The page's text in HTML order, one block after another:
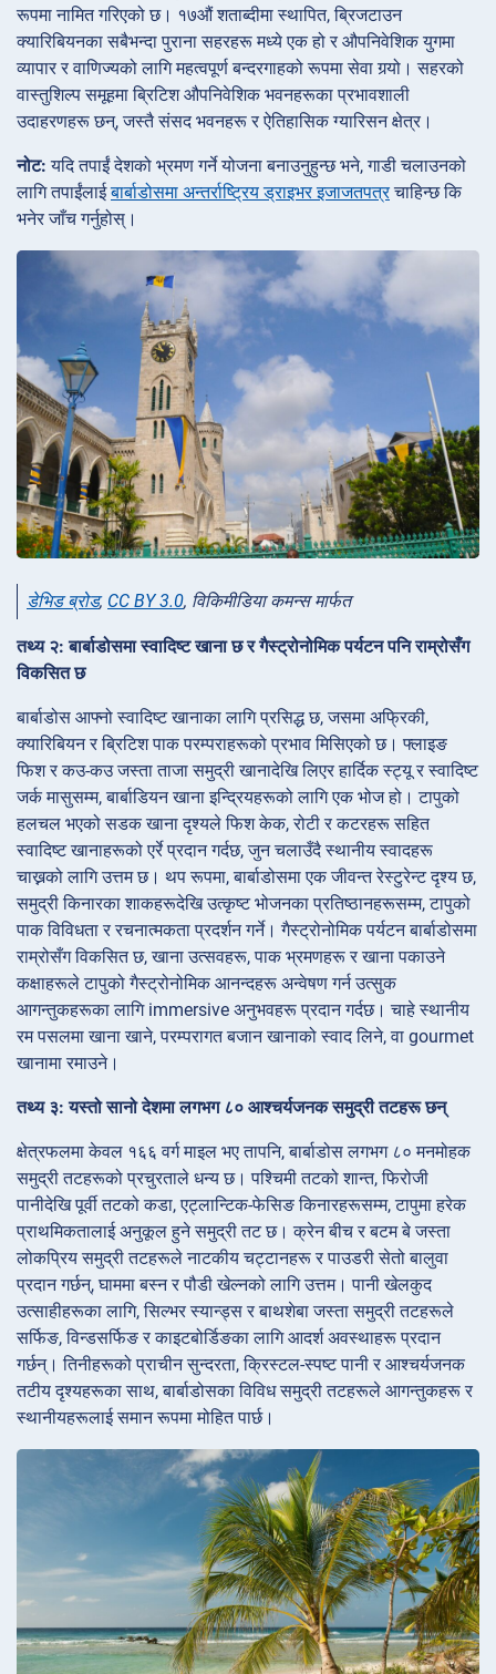
रूपमा नामित गरिएको छ। १७औं शताब्दीमा स्थापित, ब्रिजटाउन
क्यारिबियनका सबैभन्दा पुराना सहरहरू मध्ये एक हो र औपनिवेशिक युगमा
व्यापार र वाणिज्यको लागि महत्वपूर्ण बन्दरगाहको रूपमा सेवा गर्‍यो। सहरको
वास्तुशिल्प समूहमा ब्रिटिश औपनिवेशिक भवनहरूका प्रभावशाली
उदाहरणहरू छन्, जस्तै संसद भवनहरू र ऐतिहासिक ग्यारिसन क्षेत्र।
नोट: यदि तपाईं देशको भ्रमण गर्ने योजना बनाउनुहुन्छ भने, गाडी चलाउनको
लागि तपाईंलाईबार्बाडोसमा अन्तर्राष्ट्रिय ड्राइभर इजाजतपत्रचाहिन्छ कि
भनेर जाँच गर्नुहोस्।
डेभिड ब्रोड, CC BY 3.0, विकिमीडिया कमन्स मार्फत
तथ्य २: बार्बाडोसमा स्वादिष्ट खाना छ र गैस्ट्रोनोमिक पर्यटन पनि राम्रोसँग
विकसित छ
बार्बाडोस आफ्नो स्वादिष्ट खानाका लागि प्रसिद्ध छ, जसमा अफ्रिकी,
क्यारिबियन र ब्रिटिश पाक परम्पराहरूको प्रभाव मिसिएको छ। फ्लाइङ
फिश र कउ-कउ जस्ता ताजा समुद्री खानादेखि लिएर हार्दिक स्ट्यू र स्वादिष्ट
जर्क मासुसम्म, बार्बाडियन खाना इन्द्रियहरूको लागि एक भोज हो। टापुको
हलचल भएको सडक खाना दृश्यले फिश केक, रोटी र कटरहरू सहित
स्वादिष्ट खानाहरूको एर्रे प्रदान गर्दछ, जुन चलाउँदै स्थानीय स्वादहरू
चाख्नको लागि उत्तम छ। थप रूपमा, बार्बाडोसमा एक जीवन्त रेस्टुरेन्ट दृश्य छ,
समुद्री किनारका शाकहरूदेखि उत्कृष्ट भोजनका प्रतिष्ठानहरूसम्म, टापुको
पाक विविधता र रचनात्मकता प्रदर्शन गर्ने। गैस्ट्रोनोमिक पर्यटन बार्बाडोसमा
राम्रोसँग विकसित छ, खाना उत्सवहरू, पाक भ्रमणहरू र खाना पकाउने
कक्षाहरूले टापुको गैस्ट्रोनोमिक आनन्दहरू अन्वेषण गर्न उत्सुक
आगन्तुकहरूका लागि immersive अनुभवहरू प्रदान गर्दछ। चाहे स्थानीय
रम पसलमा खाना खाने, परम्परागत बजान खानाको स्वाद लिने, वा gourmet
खानामा रमाउने।
तथ्य ३: यस्तो सानो देशमा लगभग ८० आश्चर्यजनक समुद्री तटहरू छन्
क्षेत्रफलमा केवल १६६ वर्ग माइल भए तापनि, बार्बाडोस लगभग ८० मनमोहक
समुद्री तटहरूको प्रचुरताले धन्य छ। पश्चिमी तटको शान्त, फिरोजी
पानीदेखि पूर्वी तटको कडा, एट्लान्टिक-फेसिङ किनारहरूसम्म, टापुमा हरेक
प्राथमिकतालाई अनुकूल हुने समुद्री तट छ। क्रेन बीच र बटम बे जस्ता
लोकप्रिय समुद्री तटहरूले नाटकीय चट्टानहरू र पाउडरी सेतो बालुवा
प्रदान गर्छन्, घाममा बस्न र पौडी खेल्नको लागि उत्तम। पानी खेलकुद
उत्साहीहरूका लागि, सिल्भर स्यान्ड्स र बाथशेबा जस्ता समुद्री तटहरूले
सर्फिङ, विन्डसर्फिङ र काइटबोर्डिङका लागि आदर्श अवस्थाहरू प्रदान
गर्छन्। तिनीहरूको प्राचीन सुन्दरता, क्रिस्टल-स्पष्ट पानी र आश्चर्यजनक
तटीय दृश्यहरूका साथ, बार्बाडोसका विविध समुद्री तटहरूले आगन्तुकहरू र
स्थानीयहरूलाई समान रूपमा मोहित पार्छ।